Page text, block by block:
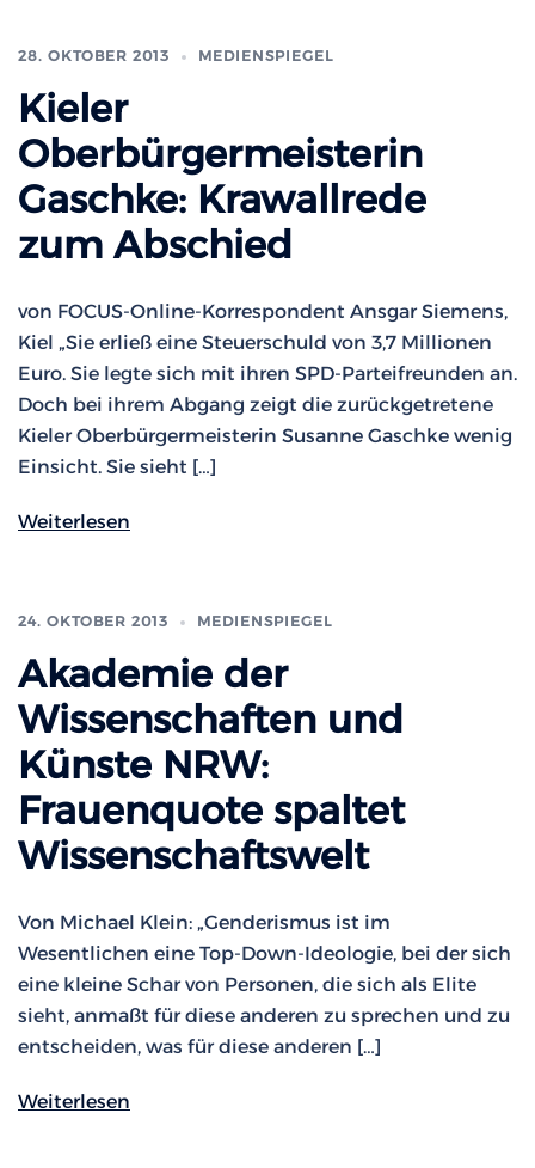
28. OKTOBER 2013 MEDIENSPIEGEL
Kieler
Oberbürgermeisterin
Gaschke: Krawallrede
zum Abschied
von FOCUS-Online-Korrespondent Ansgar Siemens,
Kiel „Sie erließ eine Steuerschuld von 3,7 Millionen
Euro. Sie legte sich mit ihren SPD-Parteifreunden an.
Doch bei ihrem Abgang zeigt die zurückgetretene
Kieler Oberbürgermeisterin Susanne Gaschke wenig
Einsicht. Sie sieht […]
Weiterlesen
24. OKTOBER 2013 MEDIENSPIEGEL
Akademie der
Wissenschaften und
Künste NRW:
Frauenquote spaltet
Wissenschaftswelt
Von Michael Klein: „Genderismus ist im
Wesentlichen eine Top-Down-Ideologie, bei der sich
eine kleine Schar von Personen, die sich als Elite
sieht, anmaßt für diese anderen zu sprechen und zu
entscheiden, was für diese anderen […]
Weiterlesen